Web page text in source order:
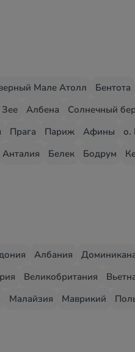
Мале Атолл Бентота
Албена
Солнечный
Прага Париж Афины
о.
Анталия Белек Бодрум
Албания
Великобритания
Малайзия Маврикий